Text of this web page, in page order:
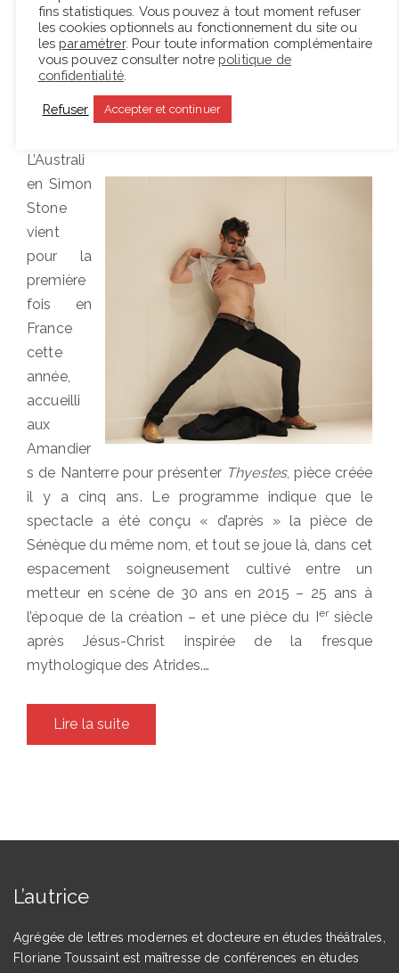
Posted4 avril 2015 Spectacles
« Thyestes » d’après
Sénèque aux Amandiers :
adapter ou s’adapter
L’Australi
en Simon
Stone
vient
pour la
première
fois en
France
cette
année,
accueilli
aux
Amandier
s de Nanterre pour présenter Thyestes, pièce créée
il y a cinq ans. Le programme indique que le
spectacle a été conçu « d’après » la pièce de
Sénèque du même nom, et tout se joue là, dans cet
espacement soigneusement cultivé entre un
metteur en scène de 30 ans en 2015 – 25 ans à
l’époque de la création – et une pièce du Iersiècle
après Jésus-Christ inspirée de la fresque
mythologique des Atrides.…
Lire la suite
L’autrice
Agrégée de lettres modernes et docteure en études théâtrales,
Floriane Toussaint est maîtresse de conférences en études
fins statistiques. Vous pouvez à tout moment refuser
les cookies optionnels au fonctionnement du site ou
les paramétrer. Pour toute information complémentaire
vous pouvez consulter notre politique de
confidentialité.
Refuser Accepter et continuer